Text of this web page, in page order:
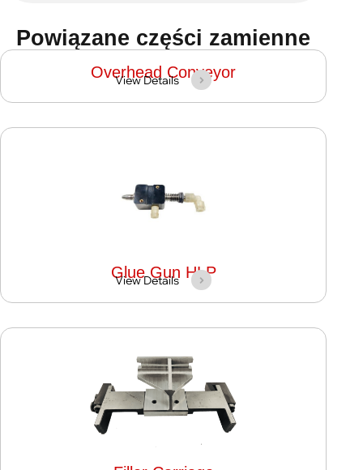
Powiązane części zamienne
Overhead Conveyor
View Details
Glue Gun HLP
View Details